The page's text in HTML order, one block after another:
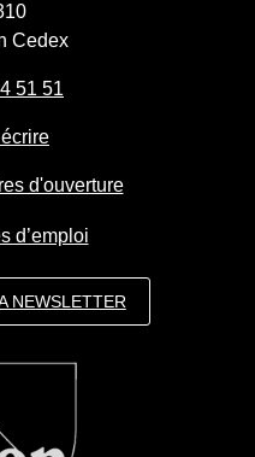
Cedex
51 51
d'ouverture
d’emploi
NEWSLETTER